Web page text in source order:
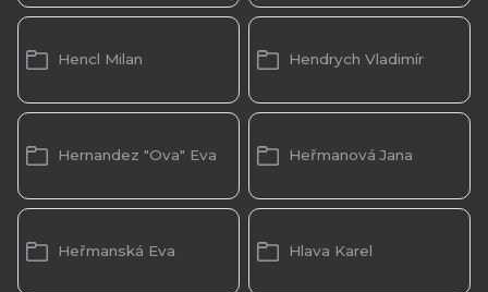
Hencl Milan Hendrych Vladimír
Hernandez "Ova" Eva Heřmanová Jana
Heřmanská Eva Hlava Karel